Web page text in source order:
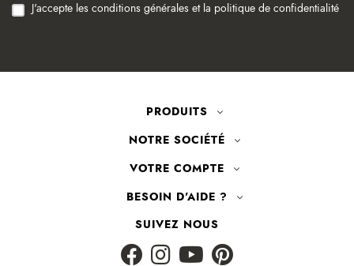
J'accepte les conditions générales et la politique de confidentialité
PRODUITS
NOTRE SOCIÉTÉ
VOTRE COMPTE
BESOIN D'AIDE ?
SUIVEZ NOUS